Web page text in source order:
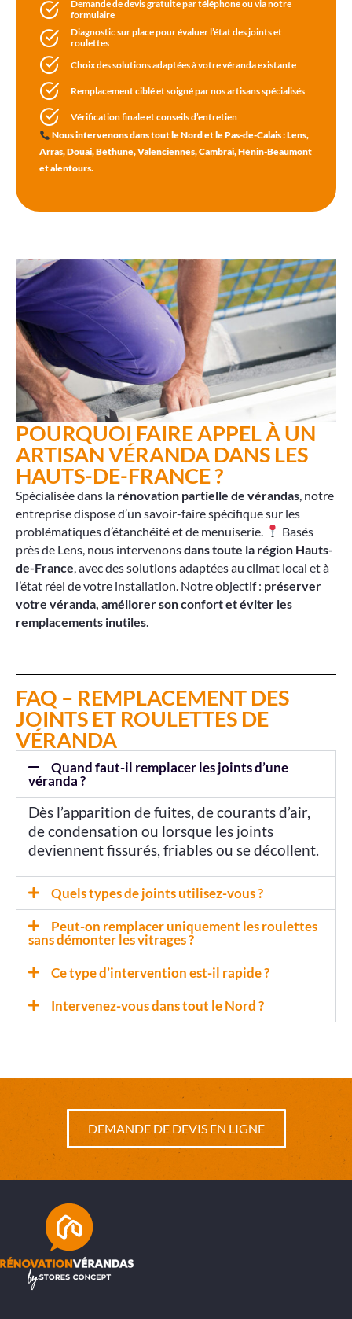
Demande de devis gratuite par téléphone ou via notre
formulaire
Diagnostic sur place pour évaluer l’état des joints et
roulettes
Choix des solutions adaptées à votre véranda existante
Remplacement ciblé et soigné par nos artisans spécialisés
Vérification finale et conseils d’entretien
Nous intervenons dans tout le Nord et le Pas-de-Calais : Lens,
Arras, Douai, Béthune, Valenciennes, Cambrai, Hénin-Beaumont
et alentours.
POURQUOI FAIRE APPEL À UN
ARTISAN VÉRANDA DANS LES
HAUTS-DE-FRANCE ?
Spécialisée dans la rénovation partielle de vérandas , notre
entreprise dispose d’un savoir-faire spécifique sur les
problématiques d’étanchéité et de menuiserie.
Basés
près de Lens, nous intervenonsdans toute la région Hauts-
de-France , avec des solutions adaptées au climat local et à
l’état réel de votre installation. Notre objectif : préserver
votre véranda, améliorer son confort et éviter les
remplacements inutiles
FAQ – REMPLACEMENT DES
JOINTS ET ROULETTES DE
VÉRANDA
Quand faut-il remplacer les joints d’une
véranda ?
Dès l’apparition de fuites, de courants d’air,
de condensation ou lorsque les joints
deviennent fissurés, friables ou se décollent.
Quels types de joints utilisez-vous ?
Peut-on remplacer uniquement les roulettes
sans démonter les vitrages ?
Ce type d’intervention est-il rapide ?
Intervenez-vous dans tout le Nord ?
DEMANDE DE DEVIS EN LIGNE